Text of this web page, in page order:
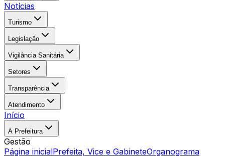
Notícias
Turismo
Legislação
Vigilância Sanitária
Setores
Transparência
Atendimento
Início
A Prefeitura
Gestão
Página inicialPrefeita, Vice e GabineteOrganograma